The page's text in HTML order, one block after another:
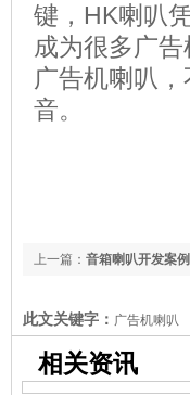
键，HK喇叭
成为很多广
广告机喇叭
音。
上一篇： 音箱喇叭开发案
此文关键字： 广告机喇叭
相关资讯